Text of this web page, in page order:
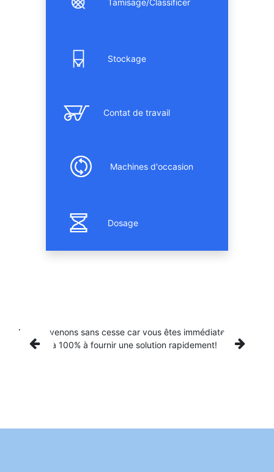
Tamisage/Classificer
Stockage
Contat de travail
Machines d'occasion
Dosage
Nous revenons sans cesse car vous êtes immédiatement
engagé à 100% à fournir une solution rapidement!
Vorige